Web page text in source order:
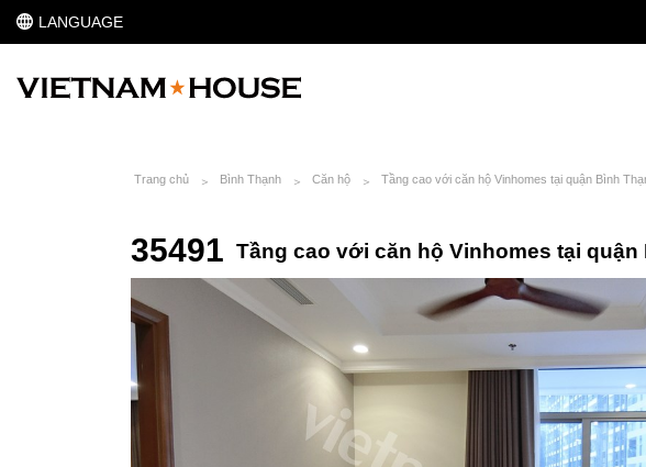
LANGUAGE
Trang chủ Bình Thạnh Căn hộ Tầng cao với căn hộ Vinhomes tại quận Bình
35491 Tầng cao với căn hộ Vinhomes tại quận